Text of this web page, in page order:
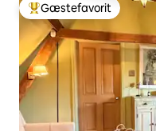
Bedste gæstefavorit
Gæstefavorit